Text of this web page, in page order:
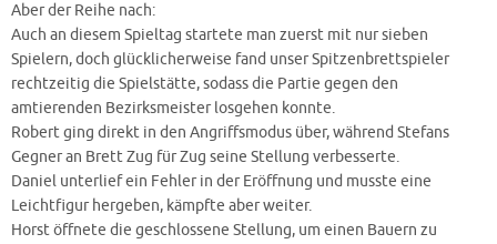
Aber der Reihe nach:
Auch an diesem Spieltag startete man zuerst mit nur sieben
Spielern, doch glücklicherweise fand unser Spitzenbrettspieler
rechtzeitig die Spielstätte, sodass die Partie gegen den
amtierenden Bezirksmeister losgehen konnte.
Robert ging direkt in den Angriffsmodus über, während Stefans
Gegner an Brett Zug für Zug seine Stellung verbesserte.
Daniel unterlief ein Fehler in der Eröffnung und musste eine
Leichtfigur hergeben, kämpfte aber weiter.
Horst öffnete die geschlossene Stellung, um einen Bauern zu